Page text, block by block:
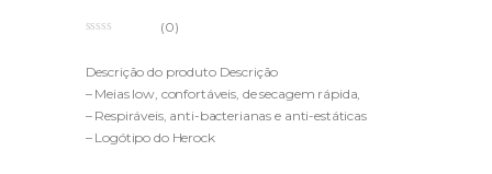
u
o
(0)
Descrição do produto Descrição
– Meias low, confortáveis, de secagem rápida,
– Respiráveis, anti-bacterianas e anti-estáticas
– Logótipo do Herock